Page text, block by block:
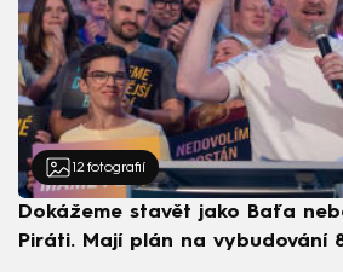
12 fotografií
Dokážeme stavět jako Baťa
Piráti. Mají plán na vybudování